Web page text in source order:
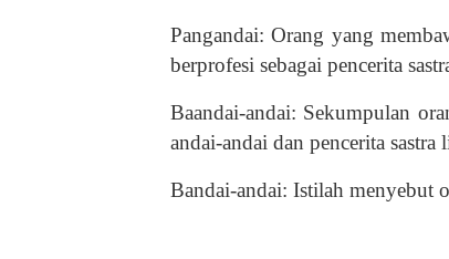
Pangandai: Orang yang
berprofesi sebagai pencerita
Baandai-andai: Sekumpulan
andai-andai dan pencerita
Bandai-andai: Istilah menyebut